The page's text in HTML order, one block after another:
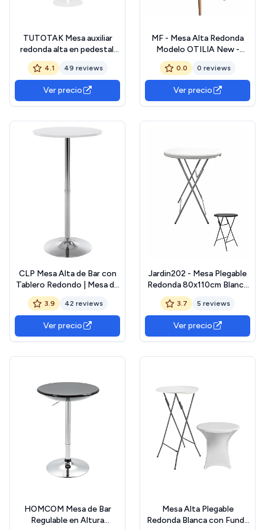
TUTOTAK Mesa auxiliar
redonda alta en pedestal,
mesa para sala de estar,
blanco TB01BW065EU
4.1 49 reviews
Ver precio
MF - Mesa Alta Redonda
Modelo OTILIA New -
Fabricada en Madera de
Haya, Tapa de Madera
Lacada en Blanco de 60
cms
0.0 0 reviews
Ver precio
CLP Mesa Alta de Bar con
Tablero Redondo | Mesa de
Soporte Alto de Metal con
Superficie Redonda de
Madera I Mesa de Bar con Ř
60 cm, Color:Blanco
3.9 42 reviews
Ver precio
Jardin202 - Mesa Plegable
Redonda 80x110cm Blanca
Catering | Mesa Resina con
Patas de Acero Plegable
para Eventos, terraza y
Camping (Blanca, Unidad)
3.7 5 reviews
Ver precio
HOMCOM Mesa de Bar
Regulable en Altura
Mesa Alta Plegable
Redonda Blanca con Funda